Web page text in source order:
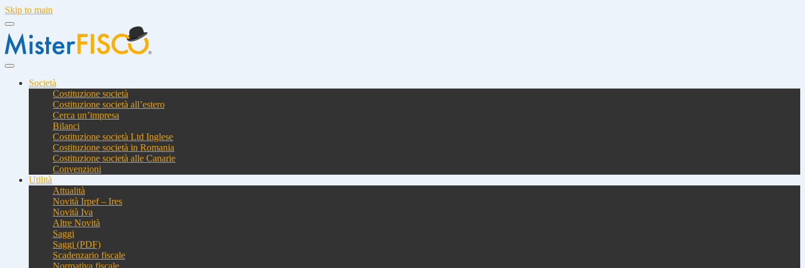
Skip to main
Società
Costituzione società
Costituzione società all’estero
Cerca un’impresa
Bilanci
Costituzione società Ltd Inglese
Costituzione società in Romania
Costituzione società alle Canarie
Convenzioni
Utilità
Attualità
Novità Irpef – Ires
Novità Iva
Altre Novità
Saggi
Saggi (PDF)
Scadenzario fiscale
Normativa fiscale